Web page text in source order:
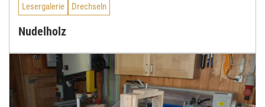
Lesergalerie Drechseln
Nudelholz